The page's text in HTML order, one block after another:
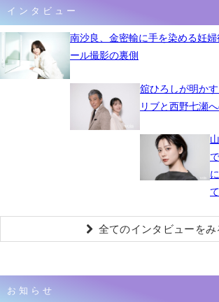
インタビュー
南沙良、金密輸に手を染める妊
ール撮影の裏側
舘ひろしが明か
リブと西野七瀬
全てのインタビューをみ
お知らせ